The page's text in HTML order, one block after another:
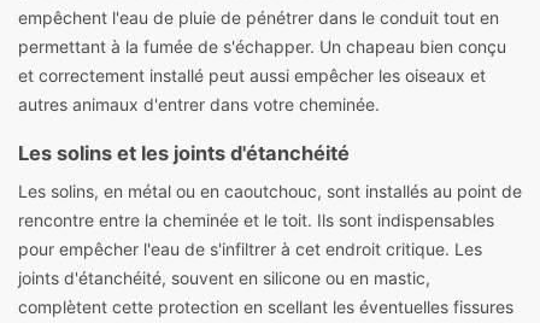
empêchent l'eau de pluie de pénétrer dans le conduit tout en
permettant à la fumée de s'échapper. Un chapeau bien conçu
et correctement installé peut aussi empêcher les oiseaux et
autres animaux d'entrer dans votre cheminée.
Les solins et les joints d'étanchéité
Les solins, en métal ou en caoutchouc, sont installés au point de
rencontre entre la cheminée et le toit. Ils sont indispensables
pour empêcher l'eau de s'infiltrer à cet endroit critique. Les
joints d'étanchéité, souvent en silicone ou en mastic,
complètent cette protection en scellant les éventuelles fissures